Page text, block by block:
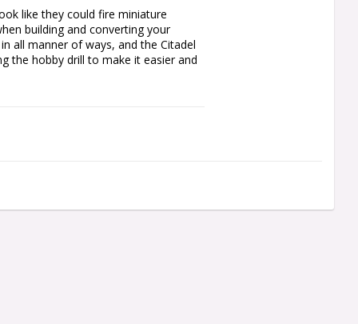
like they could fire miniature
building and converting your
all manner of ways, and the Citadel
the hobby drill to make it easier and
and allows you to safely exert